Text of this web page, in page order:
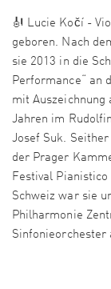
🎻 Lucie Kočí -
geboren. Nach
sie 2013 in die
Performance“ an
mit Auszeichnung
Jahren im
Josef Suk.
der Prager
Festival
Schweiz war sie
Philharmonie
Sinfonieorchester